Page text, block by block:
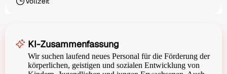
Beschäftigungsart
KI-Zusammenfassung
Wir suchen laufend neues Personal für die Förderung der
körperlichen, geistigen und sozialen Entwicklung von